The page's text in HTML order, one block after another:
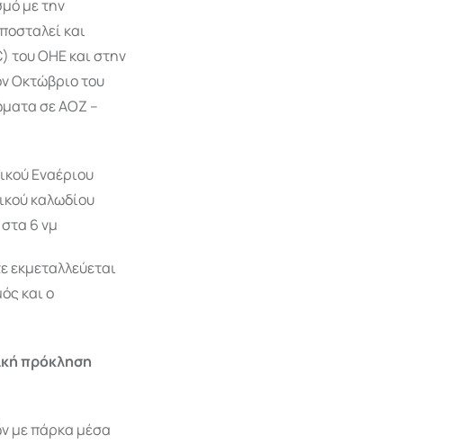
με την
και
του ΟΗΕ και στην
Οκτώβριο του
σε ΑΟΖ –
Εναέριου
καλωδίου
6 νμ
εκμεταλλεύεται
και ο
πρόκληση
με πάρκα μέσα